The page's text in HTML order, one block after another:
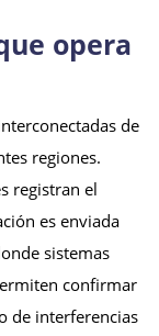
opera
de
regiones.
registran el
es enviada
sistemas
confirmar
de interferencias